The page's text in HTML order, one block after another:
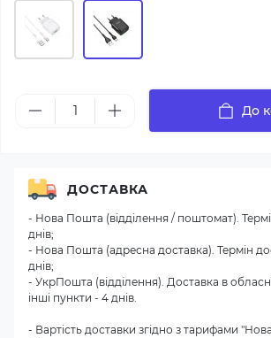
До
ДОСТАВКА
- Нова Пошта (відділення / поштомат).
днів;
- Нова Пошта (адресна доставка). Термін
днів;
- УкрПошта (відділення). Доставка в
інші пункти - 4 днів.
- Вартість доставки згідно з тарифами